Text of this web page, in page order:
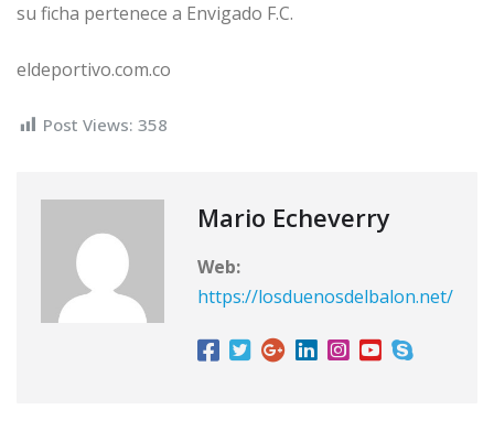
su ficha pertenece a Envigado F.C.
eldeportivo.com.co
Post Views: 358
Mario Echeverry
Web:
https://losduenosdelbalon.net/